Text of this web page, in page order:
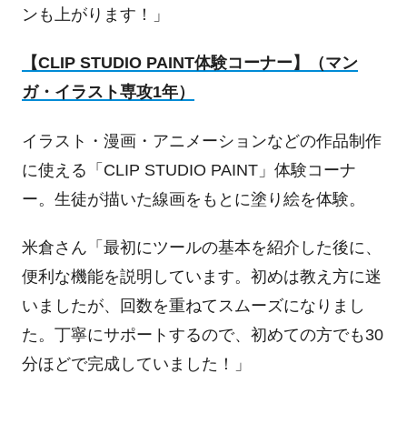
ンも上がります！」
【CLIP STUDIO PAINT体験コーナー】（マン
ガ・イラスト専攻1年）
イラスト・漫画・アニメーションなどの作品制作
に使える「 CLIP STUDIO PAINT」体験コーナ
ー。生徒が描いた線画をもとに塗り絵を体験。
米倉さん「最初にツールの基本を紹介した後に、
便利な機能を説明しています。初めは教え方に迷
いましたが、回数を重ねてスムーズになりまし
た。丁寧にサポートするので、初めての方でも 30
分ほどで完成していました！」